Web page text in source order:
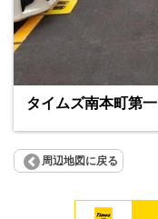
タイムズ南本町第一
周辺地図に戻る